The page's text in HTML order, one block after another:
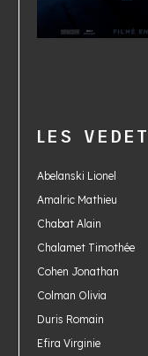
LES
Abelanski Lionel
Amalric Mathieu
Chabat Alain
Chalamet Timothée
Cohen Jonathan
Colman Olivia
Duris Romain
Efira Virginie